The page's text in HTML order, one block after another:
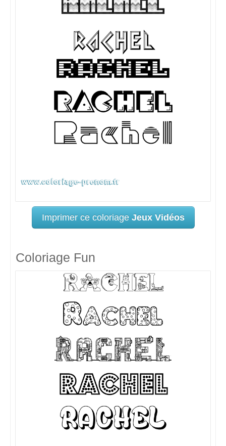
Imprimer ce coloriage Jeux Vidéos
Coloriage Fun